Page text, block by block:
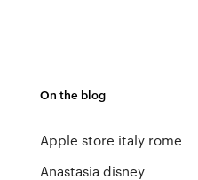
On the blog
Apple store italy rome
Anastasia disney